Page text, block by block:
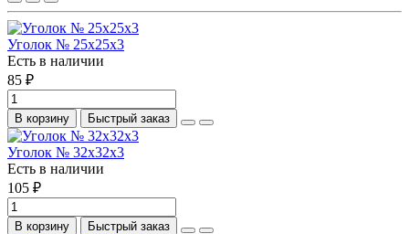
Уголок № 25х25х3
Есть в наличии
85 ₽
В корзину Быстрый заказ
Уголок № 32х32х3
Есть в наличии
105 ₽
В корзину Быстрый заказ